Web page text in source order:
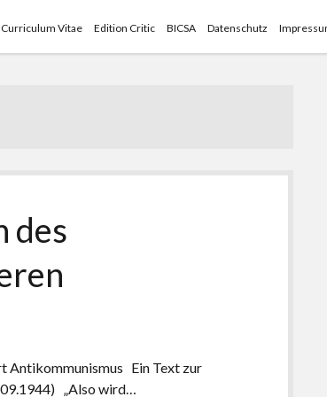
Curriculum Vitae Edition Critic BICSA Datenschutz
des
Antikommunismus Ein Text zur
„Also wird…